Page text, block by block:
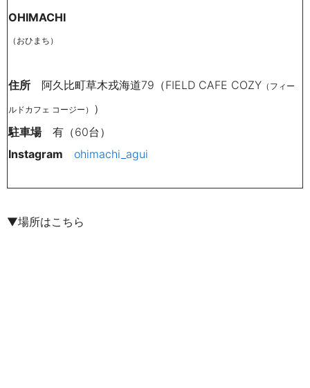
OHIMACHI
（おひまち）
住所 阿久比町草木戎海道79（FIELD CAFE COZY （フィー
ルドカフェ コージー） ）
駐車場有（60台）
Instagram
ohimachi_agui
▼場所はこちら